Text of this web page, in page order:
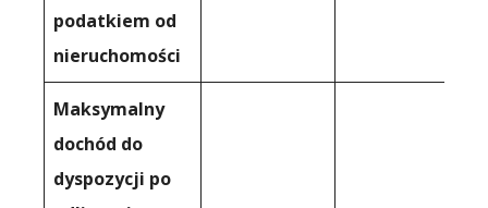
podatkiem od
nieruchomości
Maksymalny
dochód do
dyspozycji po